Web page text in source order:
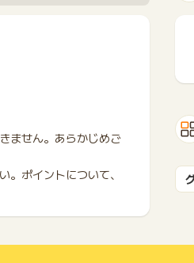
ません。あらかじめご
。ポイントについて、